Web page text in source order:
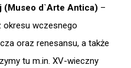
(Museo d`Arte Antica) –
okresu wczesnego
oraz renesansu, a także
tu m.in. XV-wieczny